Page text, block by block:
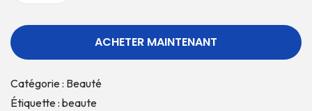
ACHETER MAINTENANT
Catégorie : Beauté
Étiquette : beaute